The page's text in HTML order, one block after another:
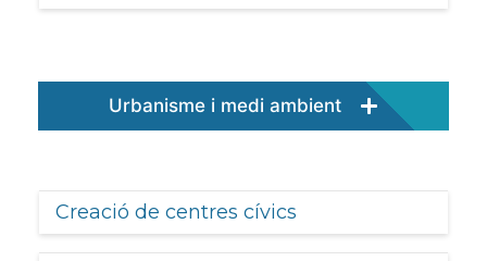
Urbanisme i medi ambient
Creació de centres cívics